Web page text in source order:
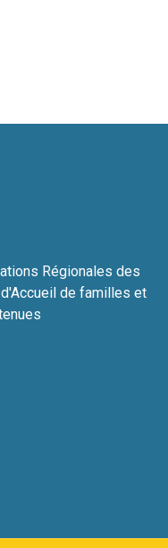
Régionales des
de familles et